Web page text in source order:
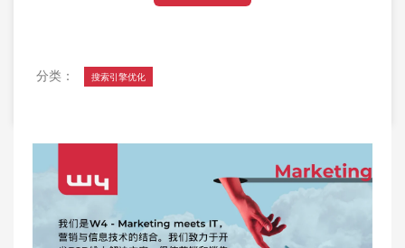
分类： 搜索引擎优化